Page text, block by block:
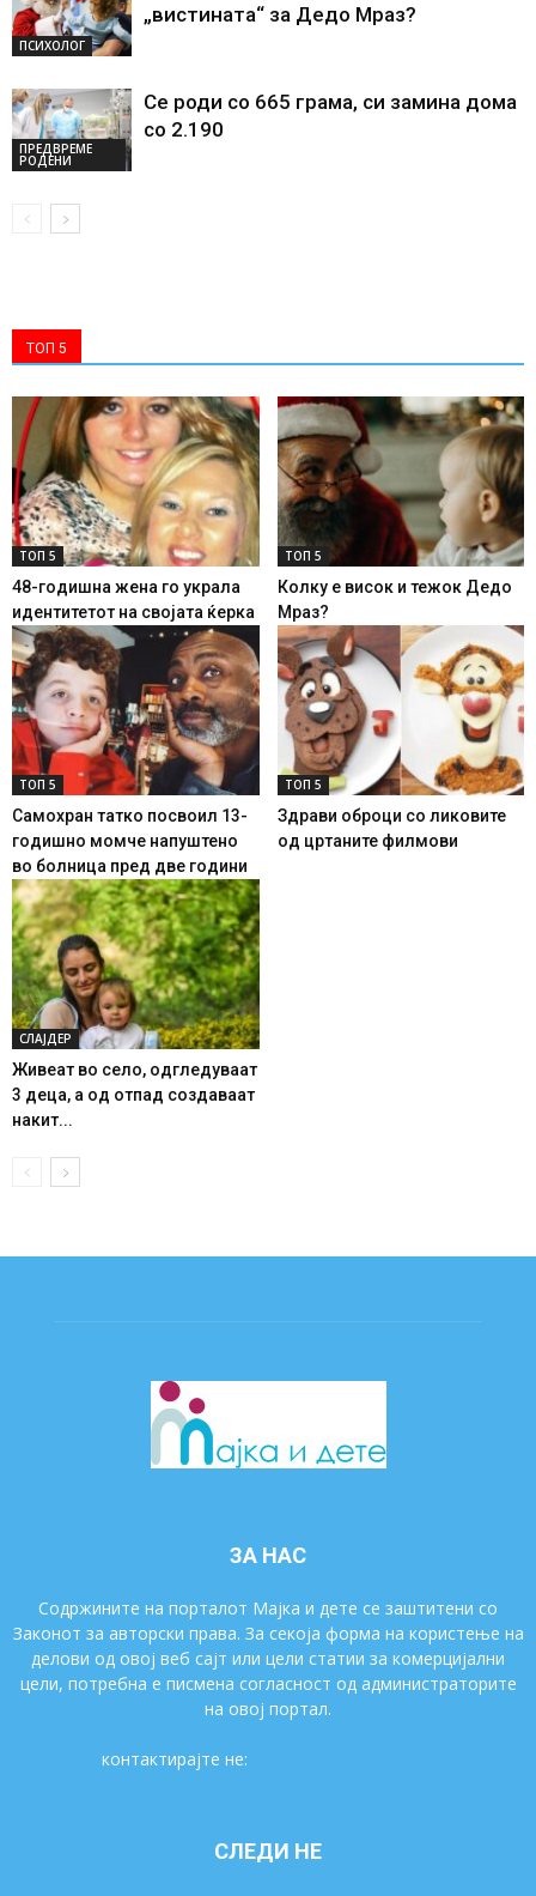
ПСИХОЛОГ
„вистината“ за Дедо Мраз?
ПРЕДВРЕМЕ
РОДЕНИ
Се роди со 665 грама, си замина дома
со 2.190
ТОП 5
ТОП 5
48-годишна жена го украла
идентитетот на својата ќерка
ТОП 5
Колку е висок и тежок Дедо
Мраз?
ТОП 5
Самохран татко посвоил 13-
годишно момче напуштено
во болница пред две години
ТОП 5
Здрави оброци со ликовите
од цртаните филмови
СЛАЈДЕР
Живеат во село, одгледуваат
3 деца, а од отпад создаваат
накит...
ЗА НАС
Содржините на порталот Мајка и дете се заштитени со
Законот за авторски права. За секоја форма на користење на
делови од овој веб сајт или цели статии за комерцијални
цели, потребна е писмена согласност од администраторите
на овој портал.
контактирајте не:
СЛЕДИ НЕ